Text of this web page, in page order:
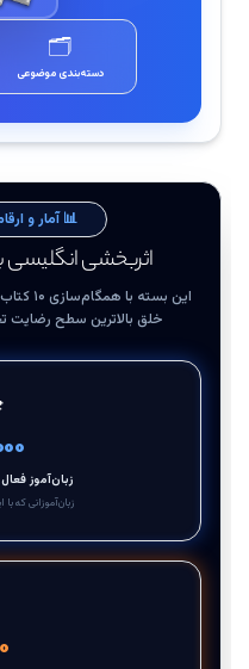
🗂️
دسته‌بندی موضوعی
📊 آمار و
اثربخشی انگلیسی
این
خلق بالاترین سطح
زبان‌آموز
زبان‌آموزانی که